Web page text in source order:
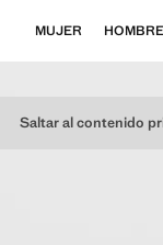
Saltar al contenido
MUJER HOMBRE